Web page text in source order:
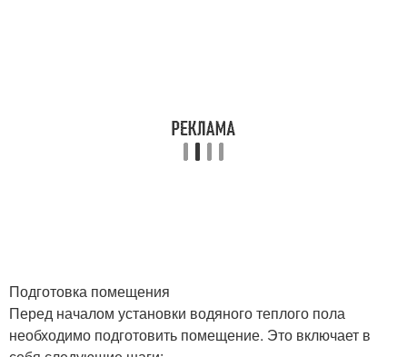
Подготовка помещения
Перед началом установки водяного теплого пола
необходимо подготовить помещение. Это включает в